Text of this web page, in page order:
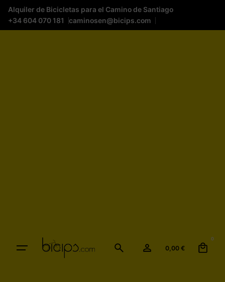
Alquiler de Bicicletas para el Camino de Santiago
+34 604 070 181
caminosen@bicips.com
0,00 €
0